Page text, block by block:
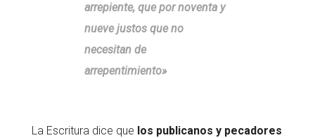
arrepiente, que por noventa y
nueve justos que no
necesitan de
arrepentimiento»
La Escritura dice que los publicanos y pecadores